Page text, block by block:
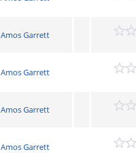
Amos Garrett
Amos Garrett
Amos Garrett
Amos Garrett